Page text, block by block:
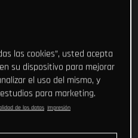
las cookies”, usted acepta
su dispositivo para mejorar
el uso del mismo, y
para marketing.
de los datos Impresión